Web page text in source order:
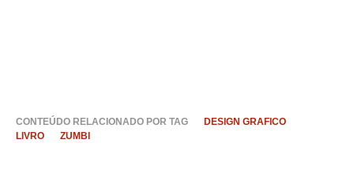
CONTEÚDO RELACIONADO POR TAG
DESIGN GRAFICO
LIVRO
ZUMBI